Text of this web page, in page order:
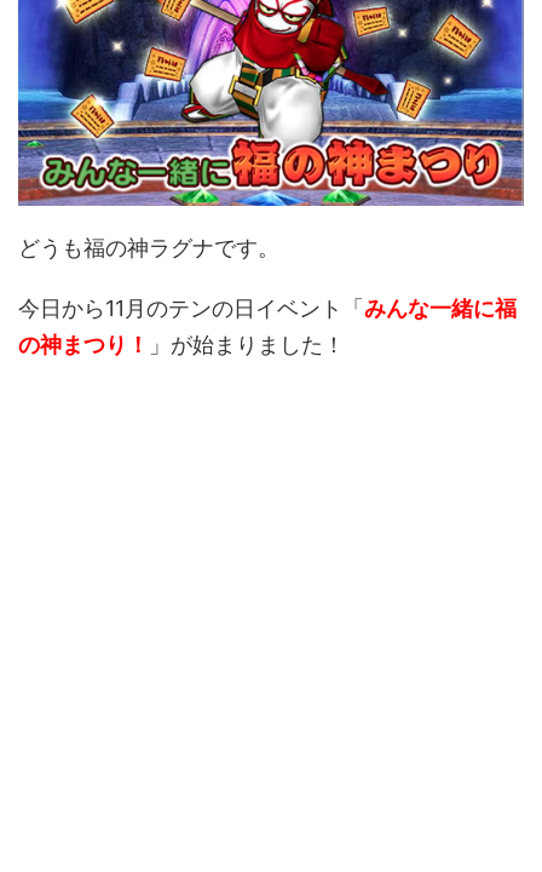
どうも福の神ラグナです。
今日から11月のテンの日イベント「 みんな一緒に福
の神まつり！
」が始まりました！